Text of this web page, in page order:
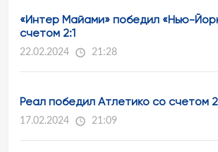
«Интер Майами» победил «Нью-
счетом 2:1
22.02.2024 21:28
Реал победил Атлетико со счетом
17.02.2024 21:09